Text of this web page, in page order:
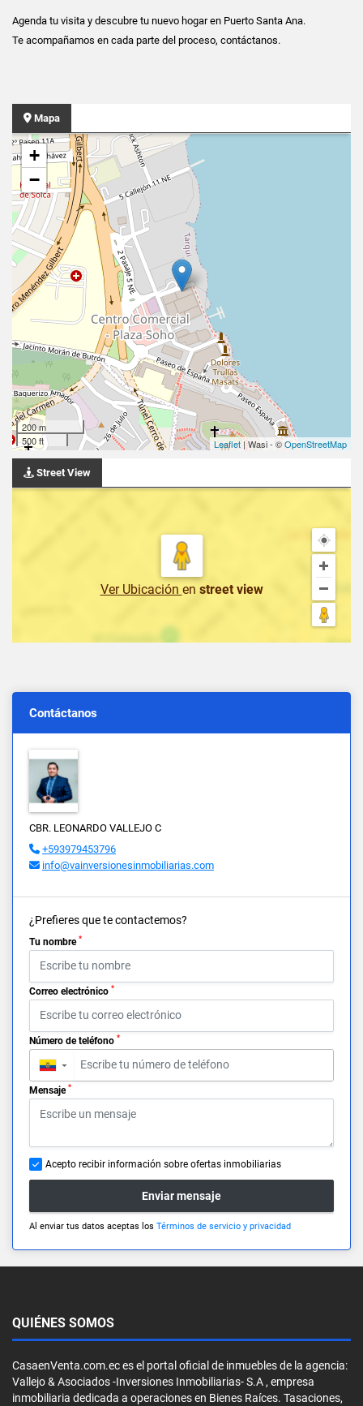
Agenda tu visita y descubre tu nuevo hogar en Puerto Santa Ana.
Te acompañamos en cada parte del proceso, contáctanos.
Mapa
+
−
200 m
500 ft
Leaflet | Wasi - ©OpenStreetMap
Street View
Ver Ubicación en street view
Contáctanos
CBR. LEONARDO VALLEJO C
+593979453796
info@vainversionesinmobiliarias.com
¿Prefieres que te contactemos?
Tu nombre *
Correo electrónico *
Número de teléfono *
▼
Mensaje *
Acepto recibir información sobre ofertas inmobiliarias
Enviar mensaje
Al enviar tus datos aceptas los Términos de servicio y privacidad
QUIÉNES SOMOS
CasaenVenta.com.ec es el portal oficial de inmuebles de la agencia:
Vallejo & Asociados -Inversiones Inmobiliarias- S.A , empresa
inmobiliaria dedicada a operaciones en Bienes Raíces. Tasaciones,